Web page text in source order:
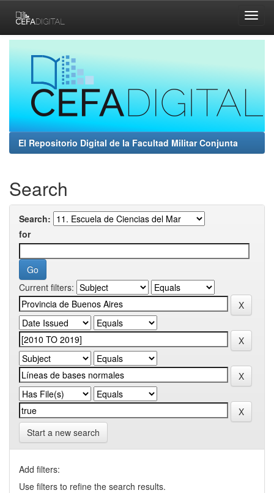
navigation
El Repositorio Digital de la Facultad Militar Conjunta
Search
Search:
for
Current filters:
Start a new search
Add filters:
Use filters to refine the search results.